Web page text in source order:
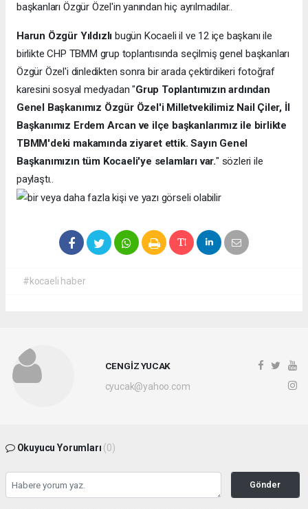
başkanları Özgür Özel'in yanından hiç ayrılmadılar..
Harun Özgür Yıldızlı bugün Kocaeli il ve 12 içe başkanı ile
birlikte CHP TBMM grup toplantısında seçilmiş genel başkanları
Özgür Özel'i dinledikten sonra bir arada çektirdikeri fotoğraf
karesini sosyal medyadan "Grup Toplantımızın ardından
Genel Başkanımız Özgür Özel'i Milletvekilimiz Nail Çiler, İl
Başkanımız Erdem Arcan ve ilçe başkanlarımız ile birlikte
TBMM'deki makamında ziyaret ettik. Sayın Genel
Başkanımızın tüm Kocaeli'ye selamları var." sözleri ile
paylaştı..
#kocaeli haber
CENGİZ YUCAK
cyucak@yahoo.com
Okuyucu Yorumları (0)
Gönder